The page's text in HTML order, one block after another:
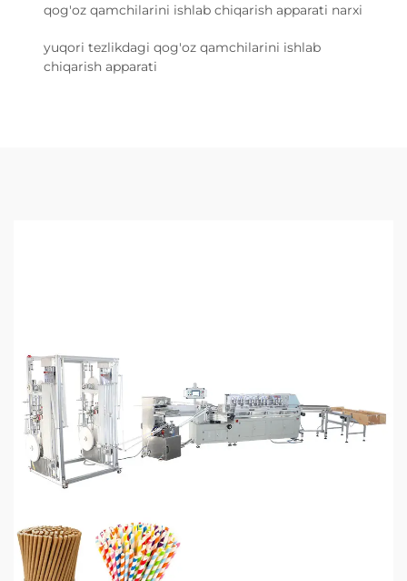
qog'oz qamchilarini ishlab chiqarish apparati narxi
yuqori tezlikdagi qog'oz qamchilarini ishlab
chiqarish apparati